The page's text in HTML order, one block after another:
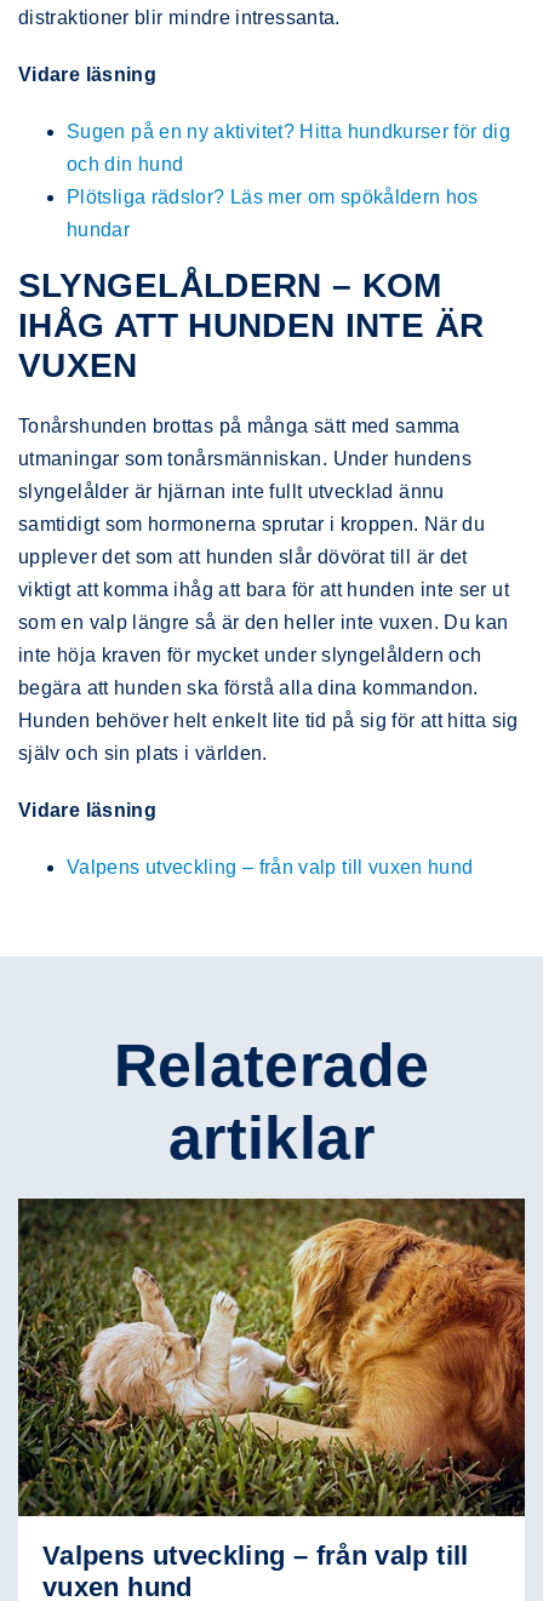
distraktioner blir mindre intressanta.
Vidare läsning
Sugen på en ny aktivitet? Hitta hundkurser för dig
och din hund
Plötsliga rädslor? Läs mer om spökåldern hos
hundar
SLYNGELÅLDERN – KOM
IHÅG ATT HUNDEN INTE ÄR
VUXEN
Tonårshunden brottas på många sätt med samma
utmaningar som tonårsmänniskan. Under hundens
slyngelålder är hjärnan inte fullt utvecklad ännu
samtidigt som hormonerna sprutar i kroppen. När du
upplever det som att hunden slår dövörat till är det
viktigt att komma ihåg att bara för att hunden inte ser ut
som en valp längre så är den heller inte vuxen. Du kan
inte höja kraven för mycket under slyngelåldern och
begära att hunden ska förstå alla dina kommandon.
Hunden behöver helt enkelt lite tid på sig för att hitta sig
själv och sin plats i världen.
Vidare läsning
Valpens utveckling – från valp till vuxen hund
Relaterade
artiklar
Valpens utveckling – från valp till
vuxen hund